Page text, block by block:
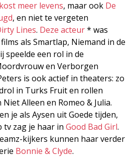
meer levens, maar ook De
, en niet te vergeten
Lines. Deze acteur* was
als Smartlap, Niemand in de
speelde een rol in de
en Verborgen
is ook actief in theaters: zo
in Turks Fruit en rollen
Alleen en Romeo & Julia.
je als Aysen uit Goede tijden,
tv zag je haar in Good Bad Girl.
kijkers kunnen haar verder
Bonnie & Clyde.